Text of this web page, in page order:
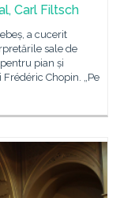
Carl Filtsch
a cucerit
sale de
pian și
Chopin. „Pe